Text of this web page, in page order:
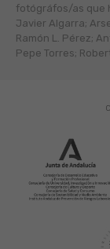
fotógráfos/as que
Javier Algarra;
Ramón L. Pérez;
Pepe Torres;